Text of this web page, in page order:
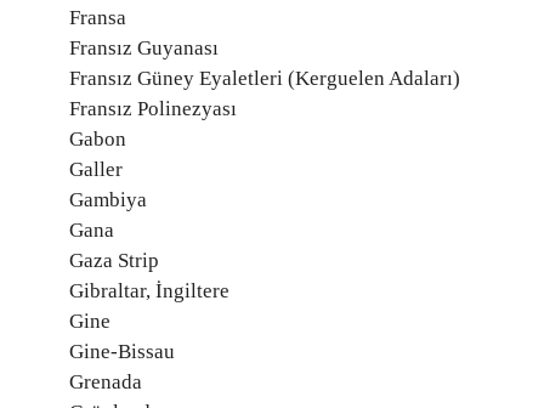
Fransa
Fransız Guyanası
Fransız Güney Eyaletleri (Kerguelen Adaları)
Fransız Polinezyası
Gabon
Galler
Gambiya
Gana
Gaza Strip
Gibraltar, İngiltere
Gine
Gine-Bissau
Grenada